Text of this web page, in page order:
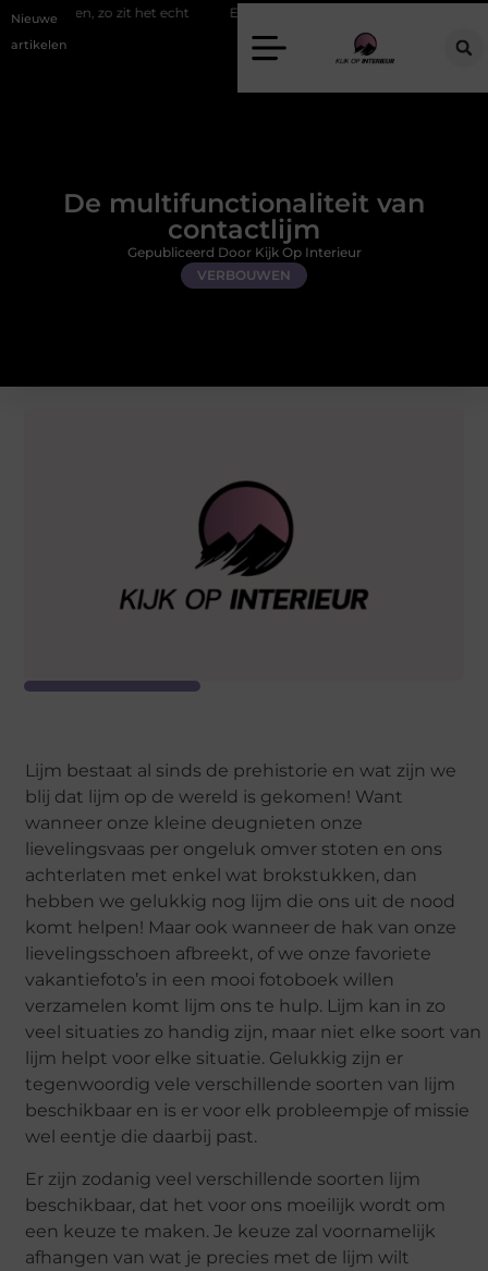
Nieuwe
artikelen
zit het echt Een energiezuinige hanglamp kopen in Gelderland
De multifunctionaliteit van
contactlijm
VERBOUWEN
Gepubliceerd Door Kijk Op Interieur
Lijm bestaat al sinds de prehistorie en wat zijn we
blij dat lijm op de wereld is gekomen! Want
wanneer onze kleine deugnieten onze
lievelingsvaas per ongeluk omver stoten en ons
achterlaten met enkel wat brokstukken, dan
hebben we gelukkig nog lijm die ons uit de nood
komt helpen! Maar ook wanneer de hak van onze
lievelingsschoen afbreekt, of we onze favoriete
vakantiefoto’s in een mooi fotoboek willen
verzamelen komt lijm ons te hulp. Lijm kan in zo
veel situaties zo handig zijn, maar niet elke soort van
lijm helpt voor elke situatie. Gelukkig zijn er
tegenwoordig vele verschillende soorten van lijm
beschikbaar en is er voor elk probleempje of missie
wel eentje die daarbij past.
Er zijn zodanig veel verschillende soorten lijm
beschikbaar, dat het voor ons moeilijk wordt om
een keuze te maken. Je keuze zal voornamelijk
afhangen van wat je precies met de lijm wilt